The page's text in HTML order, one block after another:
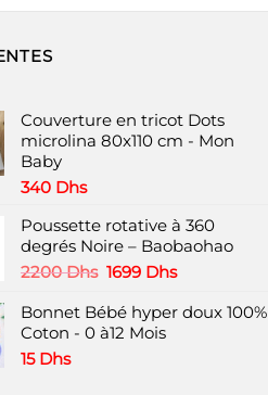
Couverture en tricot Dots
microlina 80x110 cm - Mon
Baby
340 Dhs
Poussette rotative à 360
degrés Noire – Baobaohao
2200Dhs Le
initial
était :
1699 DhsLe
actuel
Bonnet Bébé hyper doux 100%
Coton - 0 à12 Mois
15 Dhs